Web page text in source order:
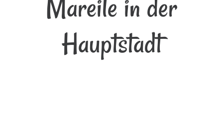
Mareile in der
Hauptstadt